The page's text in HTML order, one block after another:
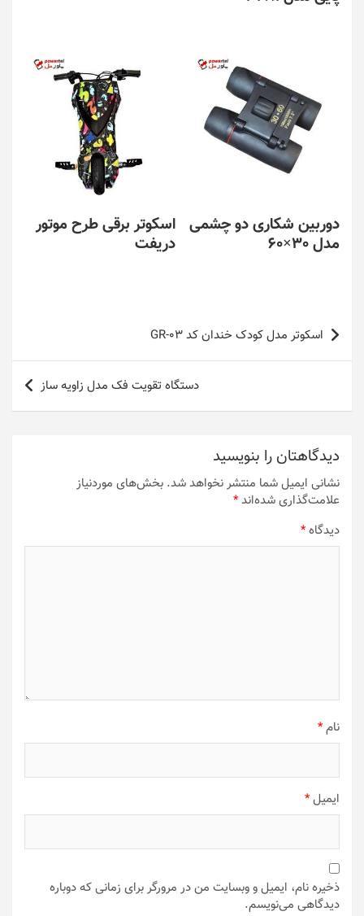
دوربین شکاری دو چشمی
مدل 30×60
اسکوتر برقی طرح موتور
دریفت
راهبری
نوشته
اسکوتر مدل کودک خندان کد GR-03
دستگاه تقویت فک مدل زاویه ساز
دیدگاهتان را بنویسید
نشانی ایمیل شما منتشر نخواهد شد. بخش‌های موردنیاز
علامت‌گذاری شده‌اند*
دیدگاه*
نام*
ایمیل*
ذخیره نام، ایمیل و وبسایت من در مرورگر برای زمانی که دوباره
دیدگاهی می‌نویسم.